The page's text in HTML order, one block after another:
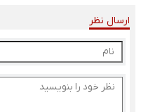
ارسال نظر